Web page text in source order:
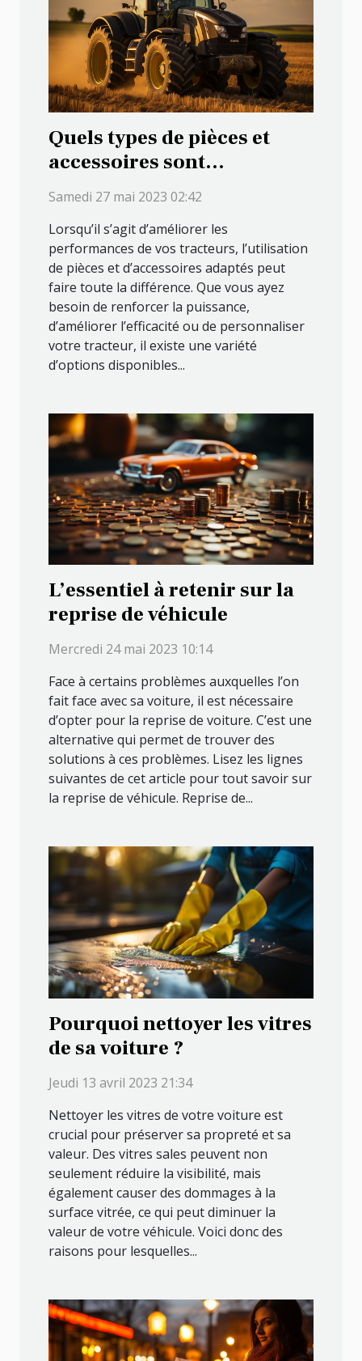
Quels types de pièces et
accessoires sont
disponibles pour améliorer
les performances de vos
machines agricoles ?
Samedi 27 mai 2023 02:42
Lorsqu’il s’agit d’améliorer les
performances de vos tracteurs, l’utilisation
de pièces et d’accessoires adaptés peut
faire toute la différence. Que vous ayez
besoin de renforcer la puissance,
d’améliorer l’efficacité ou de personnaliser
votre tracteur, il existe une variété
d’options disponibles...
L’essentiel à retenir sur la
reprise de véhicule
Mercredi 24 mai 2023 10:14
Face à certains problèmes auxquelles l’on
fait face avec sa voiture, il est nécessaire
d’opter pour la reprise de voiture. C’est une
alternative qui permet de trouver des
solutions à ces problèmes. Lisez les lignes
suivantes de cet article pour tout savoir sur
la reprise de véhicule. Reprise de...
Pourquoi nettoyer les vitres
de sa voiture ?
Jeudi 13 avril 2023 21:34
Nettoyer les vitres de votre voiture est
crucial pour préserver sa propreté et sa
valeur. Des vitres sales peuvent non
seulement réduire la visibilité, mais
également causer des dommages à la
surface vitrée, ce qui peut diminuer la
valeur de votre véhicule. Voici donc des
raisons pour lesquelles...